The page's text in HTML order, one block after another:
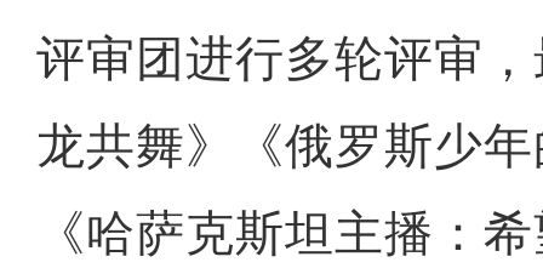
评审团进行多轮评审
龙共舞》《俄罗斯少
《哈萨克斯坦主播：